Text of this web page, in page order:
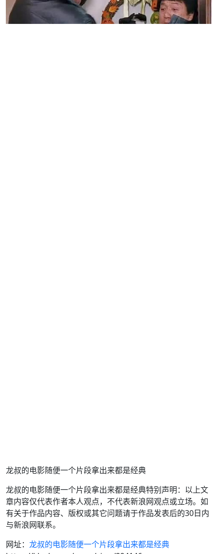
龙叔的电影随便一个片段拿出来都是经典
龙叔的电影随便一个片段拿出来都是经典特别声明：以上文
章内容仅代表作者本人观点，不代表新浪网观点或立场。如
有关于作品内容、版权或其它问题请于作品发表后的30日内
与新浪网联系。
网址： 龙叔的电影随便一个片段拿出来都是经典